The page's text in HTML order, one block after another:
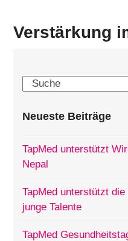
Verstärkung
Search
Neueste Beiträge
TapMed unterstützt
Nepal
TapMed unterstützt
junge Talente
TapMed